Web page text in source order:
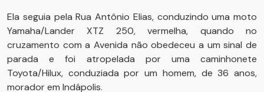
Ela seguia pela Rua Antônio Elias, conduzindo uma moto
Yamaha/Lander XTZ 250, vermelha, quando no
cruzamento com a Avenida não obedeceu a um sinal de
parada e foi atropelada por uma caminhonete
Toyota/Hilux, conduziada por um homem, de 36 anos,
morador em Indápolis.